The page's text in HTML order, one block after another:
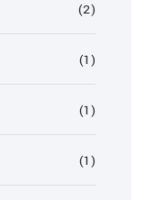
(2)
(1)
(1)
(1)